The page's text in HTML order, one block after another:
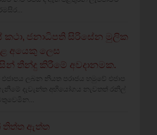
ජනාධිපති සිරිසේන මුලික
අයෙකු ලෙස
තීන්දු කිරීමේ අවදානමක.
ලබන නියත පරාජය හමුවේ එජාප
දැවැන්ත අභියෝගය නැවතත් රනිල්
තිත්ත ඇත්ත